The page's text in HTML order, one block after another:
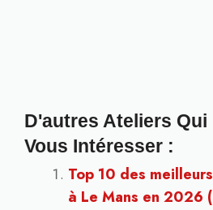
D'autres Ateliers
Vous Intéresser :
Top 10 des
à Le Mans en 2026